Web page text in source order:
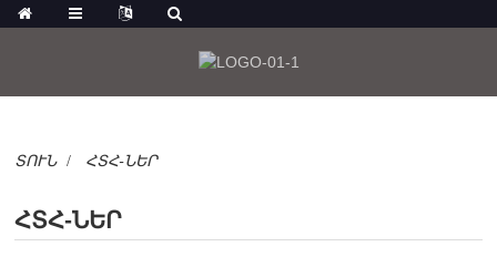
ՏՈՒՆ ՀՏՀ-ՆԵՐ
ՀՏՀ-ՆԵՐ